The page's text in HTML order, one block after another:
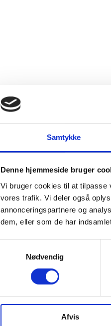
Samtykke
Denne hjemmeside bruger
Vi bruger cookies til at tilpasse
vores trafik. Vi deler også
annonceringspartnere og
dem, eller som de har
Nødvendig
Afvis